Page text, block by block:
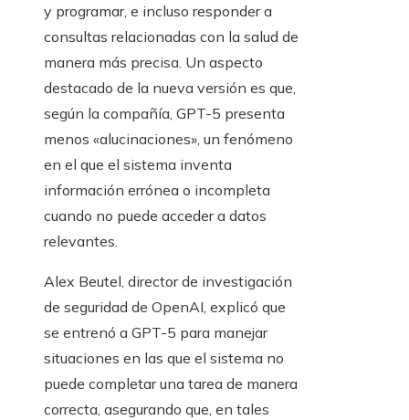
y programar, e incluso responder a
consultas relacionadas con la salud de
manera más precisa. Un aspecto
destacado de la nueva versión es que,
según la compañía, GPT-5 presenta
menos «alucinaciones», un fenómeno
en el que el sistema inventa
información errónea o incompleta
cuando no puede acceder a datos
relevantes.
Alex Beutel, director de investigación
de seguridad de OpenAI, explicó que
se entrenó a GPT-5 para manejar
situaciones en las que el sistema no
puede completar una tarea de manera
correcta, asegurando que, en tales